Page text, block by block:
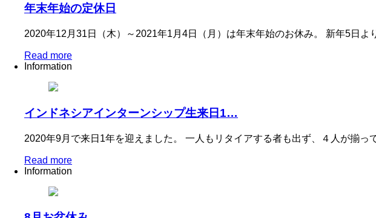
年末年始の定休日
2020年12月31日（木）～2021年1月4日（月）は年末年始のお休み。 新年5日
Read more
Information
インドネシアインターンシップ生来日1…
2020年9月で来日1年を迎えました。 一人もリタイアする者も出ず、４人が揃
Read more
Information